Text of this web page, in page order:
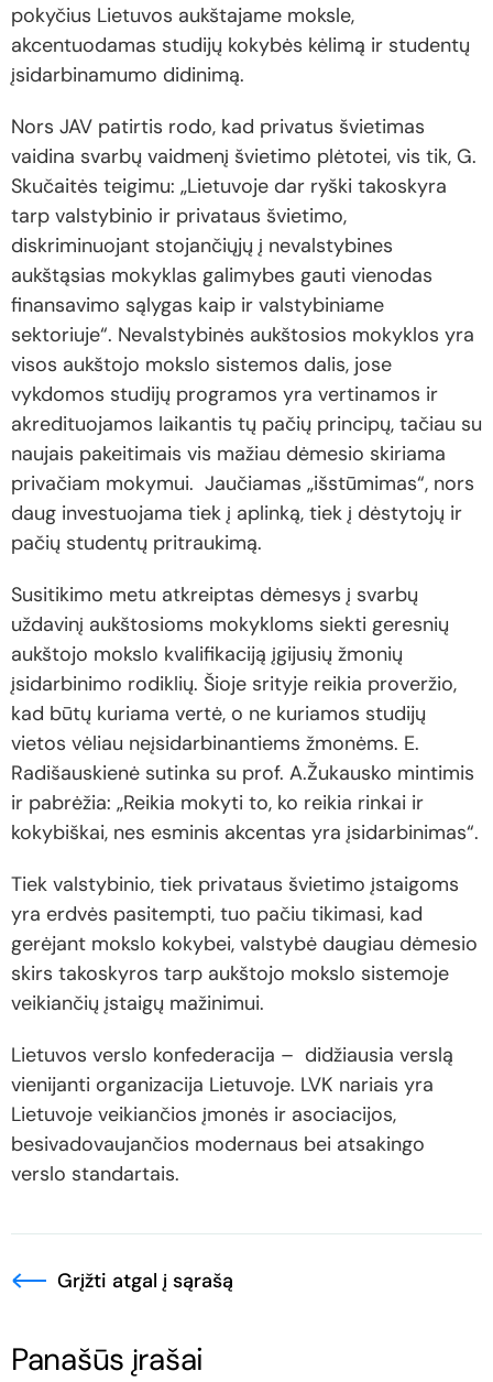
pokyčius Lietuvos aukštajame moksle,
akcentuodamas studijų kokybės kėlimą ir studentų
įsidarbinamumo didinimą.
Nors JAV patirtis rodo, kad privatus švietimas
vaidina svarbų vaidmenį švietimo plėtotei, vis tik, G.
Skučaitės teigimu: „Lietuvoje dar ryški takoskyra
tarp valstybinio ir privataus švietimo,
diskriminuojant stojančiųjų į nevalstybines
aukštąsias mokyklas galimybes gauti vienodas
finansavimo sąlygas kaip ir valstybiniame
sektoriuje“. Nevalstybinės aukštosios mokyklos yra
visos aukštojo mokslo sistemos dalis, jose
vykdomos studijų programos yra vertinamos ir
akredituojamos laikantis tų pačių principų, tačiau su
naujais pakeitimais vis mažiau dėmesio skiriama
privačiam mokymui. Jaučiamas „išstūmimas“, nors
daug investuojama tiek į aplinką, tiek į dėstytojų ir
pačių studentų pritraukimą.
Susitikimo metu atkreiptas dėmesys į svarbų
uždavinį aukštosioms mokykloms siekti geresnių
aukštojo mokslo kvalifikaciją įgijusių žmonių
įsidarbinimo rodiklių. Šioje srityje reikia proveržio,
kad būtų kuriama vertė, o ne kuriamos studijų
vietos vėliau neįsidarbinantiems žmonėms. E.
Radišauskienė sutinka su prof. A.Žukausko mintimis
ir pabrėžia: „Reikia mokyti to, ko reikia rinkai ir
kokybiškai, nes esminis akcentas yra įsidarbinimas“.
Tiek valstybinio, tiek privataus švietimo įstaigoms
yra erdvės pasitempti, tuo pačiu tikimasi, kad
gerėjant mokslo kokybei, valstybė daugiau dėmesio
skirs takoskyros tarp aukštojo mokslo sistemoje
veikiančių įstaigų mažinimui.
Lietuvos verslo konfederacija – didžiausia verslą
vienijanti organizacija Lietuvoje. LVK nariais yra
Lietuvoje veikiančios įmonės ir asociacijos,
besivadovaujančios modernaus bei atsakingo
verslo standartais.
Grįžti atgal į sąrašą
Panašūs įrašai